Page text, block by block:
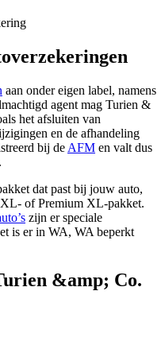
aan onder eigen label, namens
agent mag Turien &
het afsluiten van
en de afhandeling
bij de AFM en valt dus
dat past bij jouw auto,
of Premium XL-pakket.
zijn er speciale
is er in WA, WA beperkt
&amp; Co.